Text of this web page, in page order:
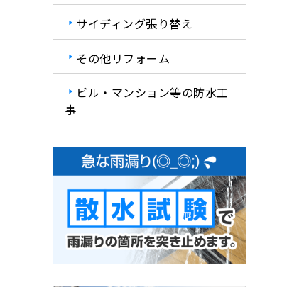
サイディング張り替え
その他リフォーム
ビル・マンション等の防水工
事